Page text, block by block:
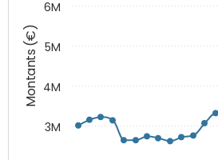
Montants (€)
3M
4M
5M
6M